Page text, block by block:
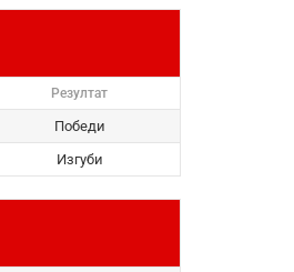
Резултат
Победи
Изгуби